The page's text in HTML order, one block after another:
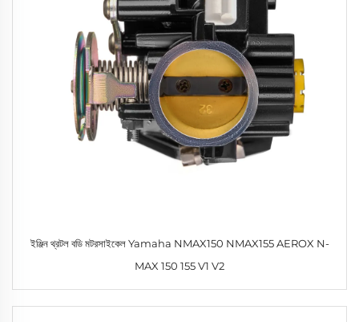
ইঞ্জিন থ্রটল বডি মটরসাইকেল Yamaha NMAX150 NMAX155 AEROX N-
MAX 150 155 V1 V2